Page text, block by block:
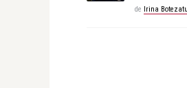
de Irina Botezatu